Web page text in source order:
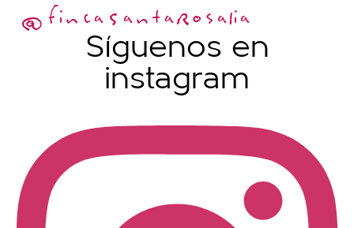
@fincaSantaRosalia
Síguenos en
instagram